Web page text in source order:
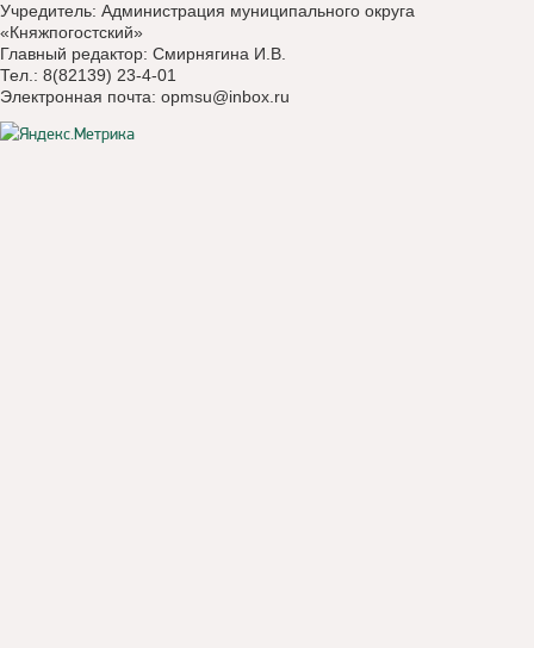
Учредитель: Администрация муниципального округа
«Княжпогостский»
Главный редактор: Смирнягина И.В.
Тел.: 8(82139) 23-4-01
Электронная почта: opmsu@inbox.ru